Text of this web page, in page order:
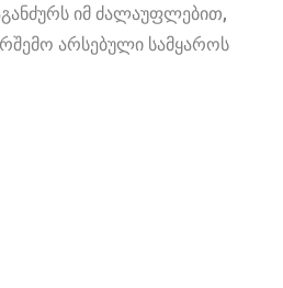
იმ ძალაუფლებით,
არსებული სამყაროს